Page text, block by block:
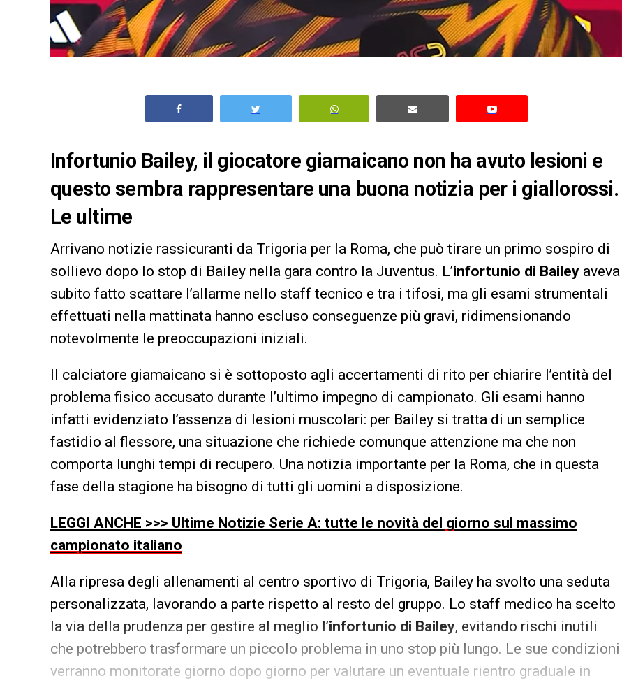
Infortunio Bailey, il giocatore giamaicano non ha avuto lesioni e
questo sembra rappresentare una buona notizia per i giallorossi.
Le ultime
Arrivano notizie rassicuranti da Trigoria per la Roma, che può tirare un primo sospiro di
sollievo dopo lo stop di Bailey nella gara contro la Juventus. L’infortunio di Bailey aveva
subito fatto scattare l’allarme nello staff tecnico e tra i tifosi, ma gli esami strumentali
effettuati nella mattinata hanno escluso conseguenze più gravi, ridimensionando
notevolmente le preoccupazioni iniziali.
Il calciatore giamaicano si è sottoposto agli accertamenti di rito per chiarire l’entità del
problema fisico accusato durante l’ultimo impegno di campionato. Gli esami hanno
infatti evidenziato l’assenza di lesioni muscolari: per Bailey si tratta di un semplice
fastidio al flessore, una situazione che richiede comunque attenzione ma che non
comporta lunghi tempi di recupero. Una notizia importante per la Roma, che in questa
fase della stagione ha bisogno di tutti gli uomini a disposizione.
LEGGI ANCHE >>> Ultime Notizie Serie A: tutte le novità del giorno sul massimo
campionato italiano
Alla ripresa degli allenamenti al centro sportivo di Trigoria, Bailey ha svolto una seduta
personalizzata, lavorando a parte rispetto al resto del gruppo. Lo staff medico ha scelto
la via della prudenza per gestire al meglio l’infortunio di Bailey, evitando rischi inutili
che potrebbero trasformare un piccolo problema in uno stop più lungo. Le sue condizioni
verranno monitorate giorno dopo giorno per valutare un eventuale rientro graduale in